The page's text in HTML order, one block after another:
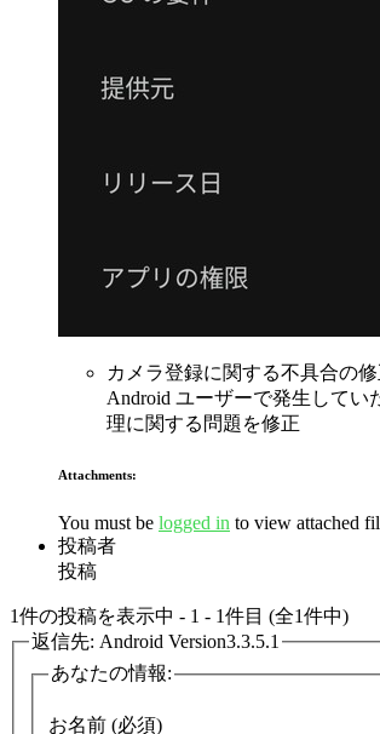
カメラ登録に関する不具合の
Android ユーザーで発生してい
理に関する問題を修正
Attachments:
You must be logged in to view attached
投稿者
投稿
1件の投稿を表示中 - 1 - 1件目 (全1件中)
返信先: Android Version3.3.5.1
あなたの情報:
お名前 (必須)